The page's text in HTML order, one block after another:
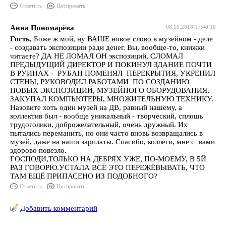
Ответить Цитировать
08.10.2018 17:40:10
Анна Пономарёва
Гость, Боже ж мой, ну ВАШЕ новое слово в музейном - деле
- создавать экспозиции ради денег. Вы, вообще-то, книжки
читаете? ДА НЕ ЛОМАЛ ОН экспозиций, СЛОМАЛ
ПРЕДЫДУЩИЙ ДИРЕКТОР И ПОКИНУЛ ЗДАНИЕ ПОЧТИ
В РУИНАХ - РУБАН ПОМЕНЯЛ ПЕРЕКРЫТИЯ, УКРЕПИЛ
СТЕНЫ, РУКОВОДИЛ РАБОТАМИ ПО СОЗДАНИЮ
НОВЫХ ЭКСПОЗИЦИЙ, МУЗЕЙНОГО ОБОРУДОВАНИЯ,
ЗАКУПАЛ КОМПЬЮТЕРЫ, МНОЖИТЕЛЬНУЮ ТЕХНИКУ.
Назовите хоть один музей на ДВ, равный нашему, а
коллектив был - вообще уникальный - творческий, сплошь
трудоголики, доброжелательный, очень дружный. Их
пытались переманить, но они часто вновь возвращались в
музей, даже на наши зарплаты. Спасибо, коллеги, мне с вами
здорово повезло.
ГОСПОДИ,ТОЛЬКО НА ДЕБРЯХ УЖЕ, ПО-МОЕМУ, В 5Й
РАЗ ГОВОРЮ.УСТАЛА ВСЁ ЭТО ПЕРЕЖЁВЫВАТЬ, ЧТО
ТАМ ЕЩЁ ПРИПАСЕНО ИЗ ПОДОБНОГО?
Ответить Цитировать
Добавить комментарий